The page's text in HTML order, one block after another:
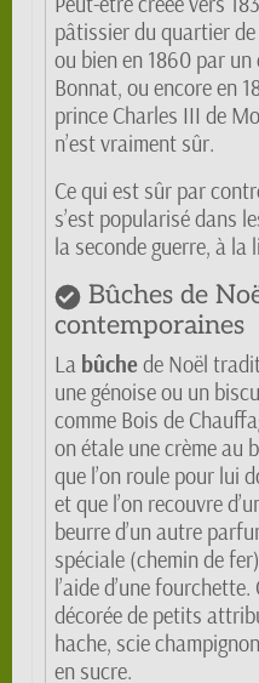
pâtissier du quartier
ou bien en 1860 par
Bonnat, ou encore en
prince Charles III de
n’est vraiment sûr.
Ce qui est sûr par
s’est popularisé dans
la seconde guerre, à la
Bûches de
contemporaines
La bûchede Noël
une génoise ou un
comme Bois de
on étale une crème au
que l’on roule pour lui
et que l’on recouvre
beurre d’un autre
spéciale (chemin de
l’aide d’une fourchette.
décorée de petits
hache, scie
en sucre.